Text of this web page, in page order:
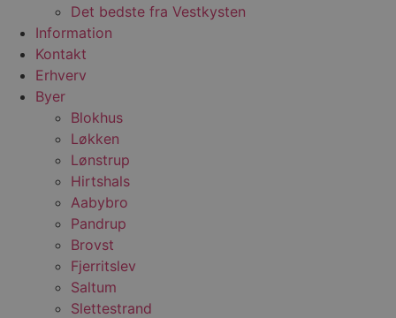
Det bedste fra Vestkysten
Information
Kontakt
Erhverv
Byer
Blokhus
Løkken
Lønstrup
Hirtshals
Aabybro
Pandrup
Brovst
Fjerritslev
Saltum
Slettestrand